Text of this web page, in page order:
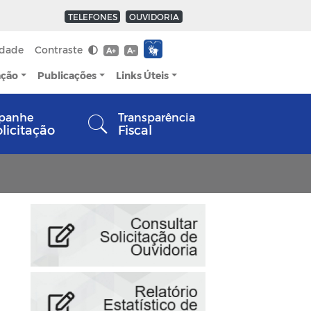
TELEFONES OUVIDORIA
Contraste A+ A-
Publicações Links Úteis
Transparência
Fiscal